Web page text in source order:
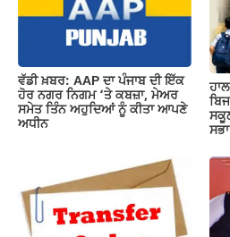
ਵੱਡੀ ਖ਼ਬਰ: AAP ਦਾ ਪੰਜਾਬ ਦੀ ਇੱਕ
ਹੋਰ ਨਗਰ ਨਿਗਮ ‘ਤੇ ਕਬਜ਼ਾ, ਮੇਅਰ
ਸਮੇਤ ਤਿੰਨ ਅਹੁਦਿਆਂ ਨੂੰ ਕੀਤਾ ਆਪਣੇ
ਅਧੀਨ